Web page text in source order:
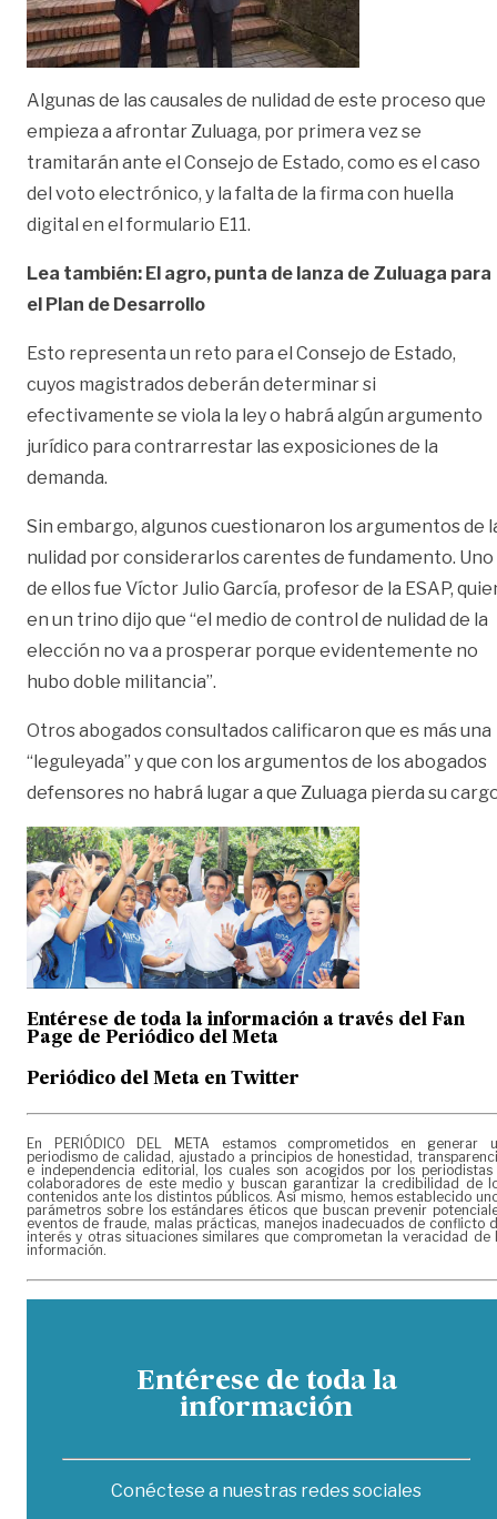
Algunas de las causales de nulidad de este proceso que
empieza a afrontar Zuluaga, por primera vez se
tramitarán ante el Consejo de Estado, como es el caso
del voto electrónico, y la falta de la firma con huella
digital en el formulario E11.
Lea también: El agro, punta de lanza de Zuluaga para
el Plan de Desarrollo
Esto representa un reto para el Consejo de Estado,
cuyos magistrados deberán determinar si
efectivamente se viola la ley o habrá algún argumento
jurídico para contrarrestar las exposiciones de la
demanda.
Sin embargo, algunos cuestionaron los argumentos de
nulidad por considerarlos carentes de fundamento. Uno
de ellos fue Víctor Julio García, profesor de la ESAP,
en un trino dijo que “el medio de control de nulidad de la
elección no va a prosperar porque evidentemente no
hubo doble militancia”.
Otros abogados consultados calificaron que es más una
“leguleyada” y que con los argumentos de los abogados
defensores no habrá lugar a que Zuluaga pierda su
Entérese de toda la información a través del Fan
Page de Periódico del Meta
Periódico del Meta en Twitter
En PERIÓDICO DEL META estamos comprometidos en generar
periodismo de calidad, ajustado a principios de honestidad,
e independencia editorial, los cuales son acogidos por los periodistas
colaboradores de este medio y buscan garantizar la credibilidad de
contenidos ante los distintos públicos. Así mismo, hemos establecido
parámetros sobre los estándares éticos que buscan prevenir
eventos de fraude, malas prácticas, manejos inadecuados de conflicto
interés y otras situaciones similares que comprometan la veracidad de
información.
Entérese de toda la
información
Conéctese a nuestras redes sociales